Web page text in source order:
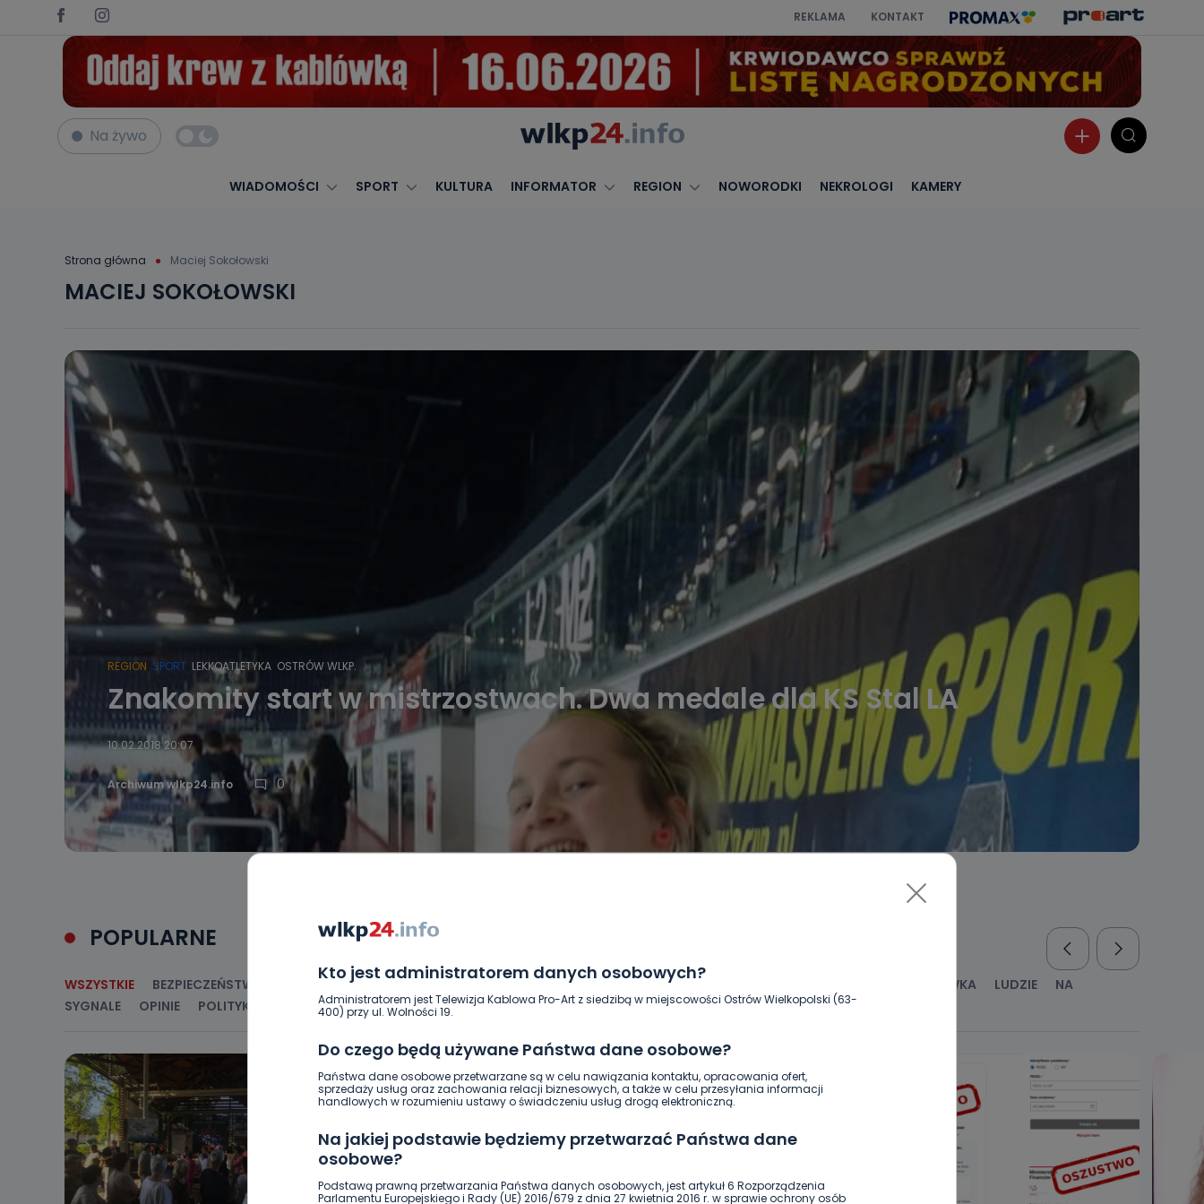
REKLAMA KONTAKT
Na żywo
WIADOMOŚCI SPORT KULTURA INFORMATOR REGION NOWORODKI NEKROLOGI KAMERY
Strona główna Maciej Sokołowski
Kto jest administratorem danych osobowych?
Administratorem jest Telewizja Kablowa Pro-Art z siedzibą w miejscowości Ostrów Wielkopolski (63-
400) przy ul. Wolności 19.
Do czego będą używane Państwa dane osobowe?
Państwa dane osobowe przetwarzane są w celu nawiązania kontaktu, opracowania ofert,
sprzedaży usług oraz zachowania relacji biznesowych, a także w celu przesyłania informacji
handlowych w rozumieniu ustawy o świadczeniu usług drogą elektroniczną.
Na jakiej podstawie będziemy przetwarzać Państwa dane
osobowe?
Podstawą prawną przetwarzania Państwa danych osobowych, jest artykuł 6 Rozporządzenia
Parlamentu Europejskiego i Rady (UE) 2016/679 z dnia 27 kwietnia 2016 r. w sprawie ochrony osób
MACIEJ SOKOŁOWSKI
REGION SPORT LEKKOATLETYKA OSTRÓW WLKP.
Znakomity start w mistrzostwach. Dwa medale dla KS Stal LA
10.02.2018 20:07
Archiwum wlkp24.info 0
POPULARNE
WSZYSTKIE BEZPIECZEŃSTWO CIEKAWOSTKI GOSPODARKA I FINANSE HISTORIA KULTURA I ROZRYWKA LUDZIE
NA
SYGNALE
OPINIE POLITYKA RELIGIA SAMORZĄD ŚRODOWISKO WASZE INFO WSZYSTKICH ŚWIĘTYCH WYWIADY